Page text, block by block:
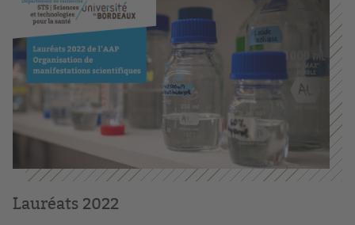
Lauréats 2022